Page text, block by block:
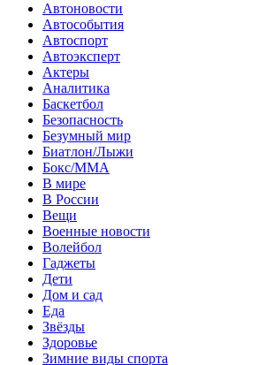
Автоновости
Автособытия
Автоспорт
Автоэксперт
Актеры
Аналитика
Баскетбол
Безопасность
Безумный мир
Биатлон/Лыжи
Бокс/MMA
В мире
В России
Вещи
Военные новости
Волейбол
Гаджеты
Дети
Дом и сад
Еда
Звёзды
Здоровье
Зимние виды спорта